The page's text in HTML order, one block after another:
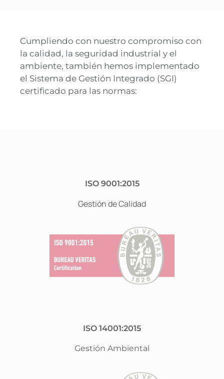
Cumpliendo con nuestro compromiso con
la calidad, la seguridad industrial y el
ambiente, también hemos implementado
el Sistema de Gestión Integrado (SGI)
certificado para las normas:
ISO 9001:2015
Gestión de Calidad
ISO 14001:2015
Gestión Ambiental